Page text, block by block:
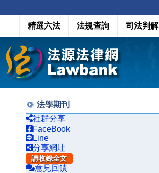
精選六法 法規查詢 司法判解
法學期刊
社群分享
FaceBook
Line
分享網址
請收錄全文
意見回饋